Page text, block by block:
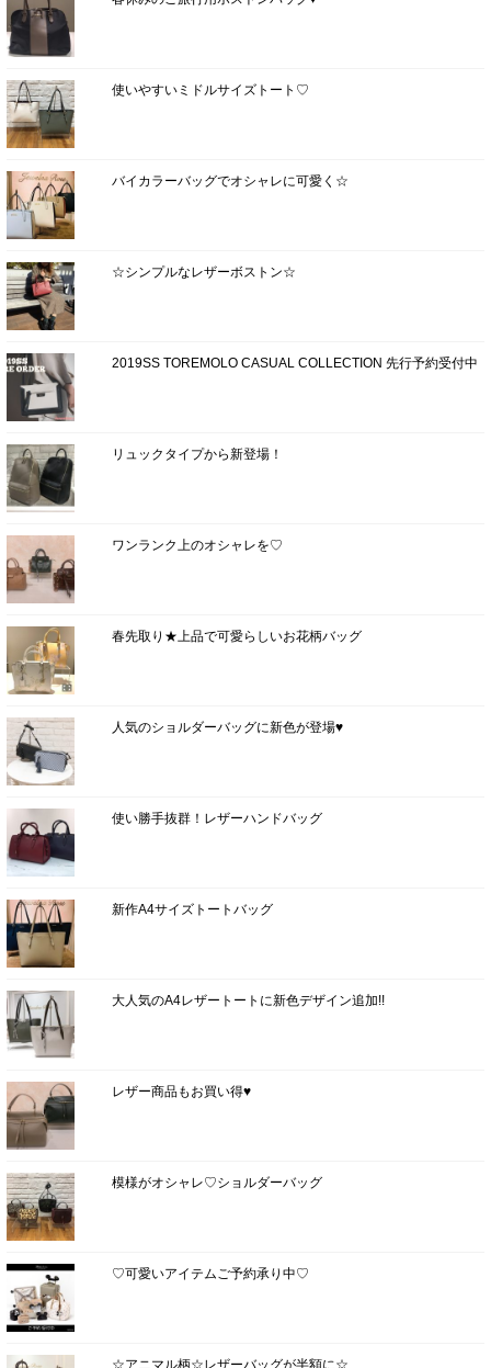
使いやすいミドルサイズトート♡
バイカラーバッグでオシャレに可愛く☆
☆シンプルなレザーボストン☆
2019SS TOREMOLO CASUAL COLLECTION 先行予約受付中
リュックタイプから新登場！
ワンランク上のオシャレを♡
春先取り★上品で可愛らしいお花柄バッグ
人気のショルダーバッグに新色が登場♥
使い勝手抜群！レザーハンドバッグ
新作A4サイズトートバッグ
大人気のA4レザートートに新色デザイン追加!!
レザー商品もお買い得♥
模様がオシャレ♡ショルダーバッグ
♡可愛いアイテムご予約承り中♡